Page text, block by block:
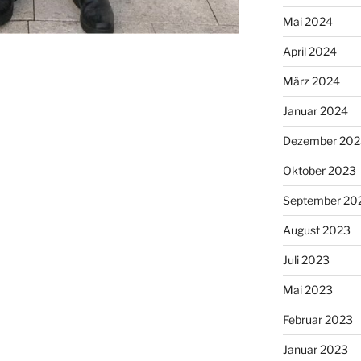
Mai 2024
April 2024
März 2024
Januar 2024
Dezember
Oktober 2023
September
August 2023
Juli 2023
Mai 2023
Februar 2023
Januar 2023